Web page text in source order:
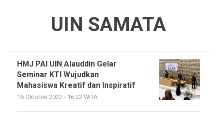
UIN SAMATA
HMJ PAI UIN Alauddin Gelar
Seminar KTI Wujudkan
Mahasiswa Kreatif dan Inspiratif
16 Oktober 2022 - 16:22 WITA